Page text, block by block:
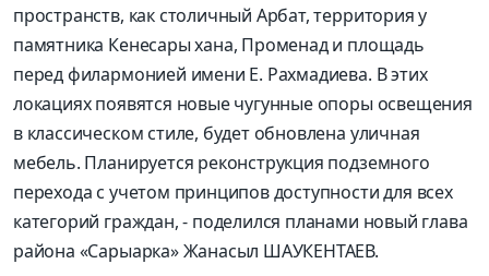
пространств, как столичный Арбат, территория у
памятника Кенесары хана, Променад и площадь
перед филармонией имени Е. Рахмадиева. В этих
локациях появятся новые чугунные опоры освещения
в классическом стиле, будет обновлена уличная
мебель. Планируется реконструкция подземного
перехода с учетом принципов доступности для всех
категорий граждан, - поделился планами новый глава
района «Сарыарка» Жанасыл ШАУКЕНТАЕВ.